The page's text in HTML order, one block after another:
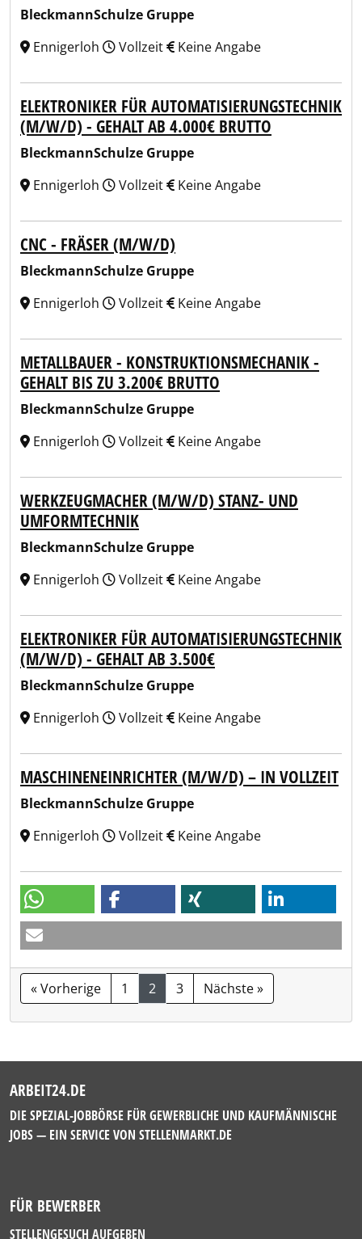
BleckmannSchulze Gruppe
Ennigerloh
Vollzeit Keine Angabe
ELEKTRONIKER FÜR AUTOMATISIERUNGSTECHNIK
(M/W/D) - GEHALT AB 4.000€ BRUTTO
BleckmannSchulze Gruppe
Ennigerloh
Vollzeit Keine Angabe
CNC - FRÄSER (M/W/D)
BleckmannSchulze Gruppe
Ennigerloh
Vollzeit Keine Angabe
METALLBAUER - KONSTRUKTIONSMECHANIK -
GEHALT BIS ZU 3.200€ BRUTTO
BleckmannSchulze Gruppe
Ennigerloh
Vollzeit Keine Angabe
WERKZEUGMACHER (M/W/D) STANZ- UND
UMFORMTECHNIK
BleckmannSchulze Gruppe
Ennigerloh
Vollzeit Keine Angabe
ELEKTRONIKER FÜR AUTOMATISIERUNGSTECHNIK
(M/W/D) - GEHALT AB 3.500€
BleckmannSchulze Gruppe
Ennigerloh
Vollzeit Keine Angabe
MASCHINENEINRICHTER (M/W/D) – IN VOLLZEIT
BleckmannSchulze Gruppe
Ennigerloh
Vollzeit Keine Angabe
« Vorherige 1 2 3 Nächste »
ARBEIT24.DE
DIE SPEZIAL-JOBBÖRSE FÜR GEWERBLICHE UND KAUFMÄNNISCHE
JOBS — EIN SERVICE VON STELLENMARKT.DE
FÜR BEWERBER
STELLENGESUCH AUFGEBEN